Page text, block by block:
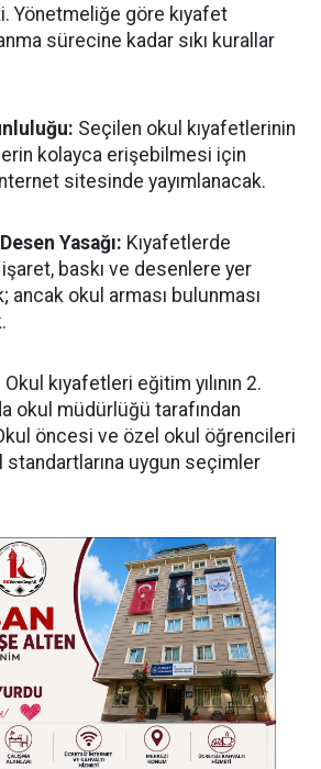
Yönetmeliğe göre kıyafet
sürecine kadar sıkı kurallar
Seçilen okul kıyafetlerinin
kolayca erişebilmesi için
sitesinde yayımlanacak.
Yasağı: Kıyafetlerde
işaret, baskı ve desenlere yer
ancak okul arması bulunması
Okul kıyafetleri eğitim yılının 2.
okul müdürlüğü tarafından
öncesi ve özel okul öğrencileri
standartlarına uygun seçimler